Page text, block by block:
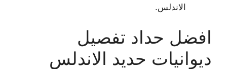
الاندلس.
افضل حداد تفصيل
ديوانيات حديد الاندلس